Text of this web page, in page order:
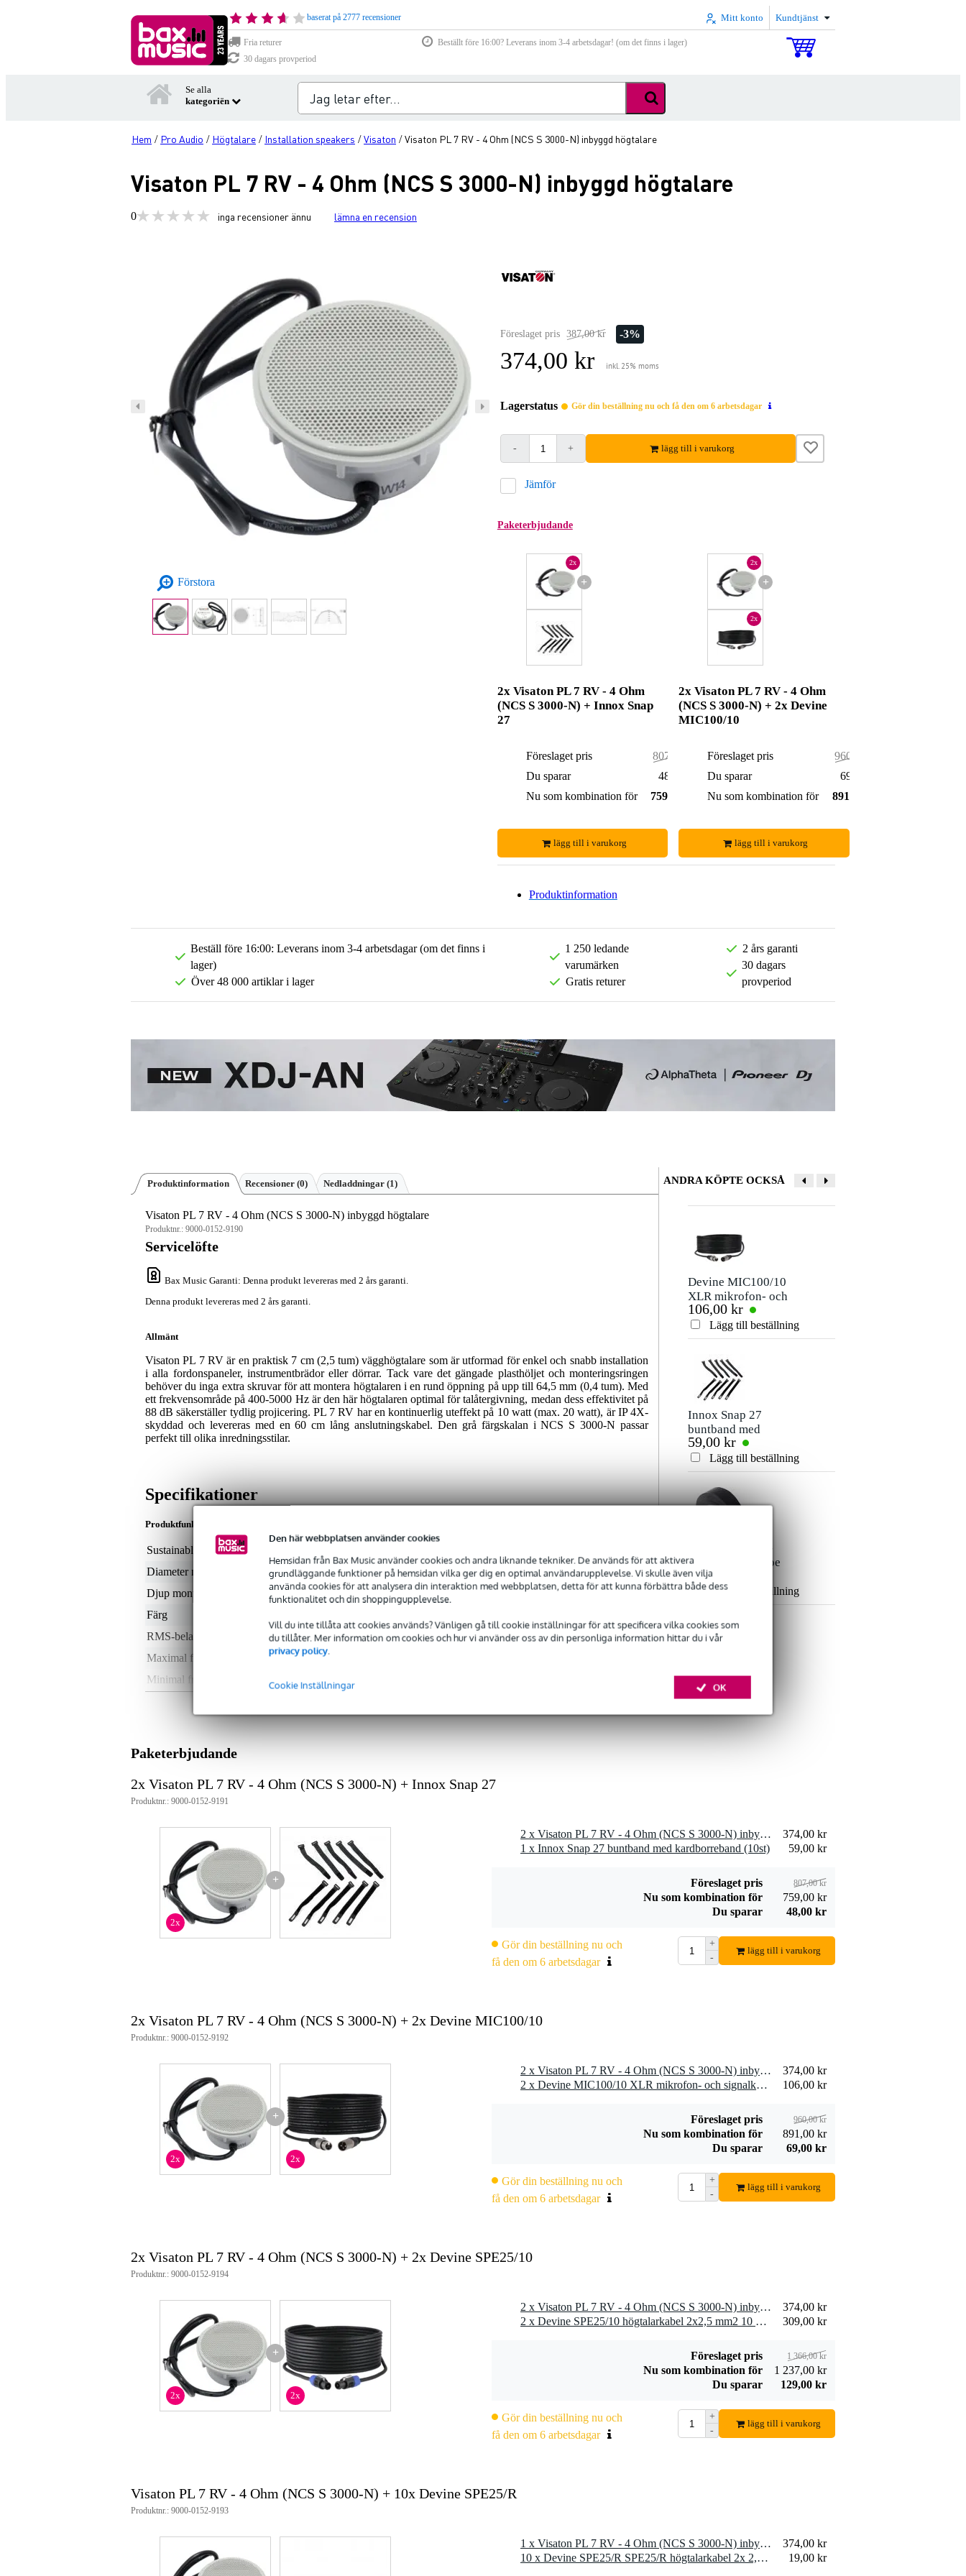
Den här webbplatsen använder cookies
Hemsidan från Bax Music använder cookies och andra liknande tekniker. De används för att aktivera
grundläggande funktioner på hemsidan vilka ger dig en optimal användarupplevelse. Vi skulle även vilja
använda cookies för att analysera din interaktion med webbplatsen, detta för att kunna förbättra både dess
funktionalitet och din shoppingupplevelse.
Vill du inte tillåta att cookies används? Vänligen gå till cookie inställningar för att specificera vilka cookies som
du tillåter. Mer information om cookies och hur vi använder oss av din personliga information hittar du i vår
privacy policy.
OK
Cookie Inställningar
baserat på 2777 recensioner Mitt konto Kundtjänst
Fria returer
Beställt före 16:00? Leverans inom 3-4 arbetsdagar! (om det finns i lager)
30 dagars provperiod
Se alla
kategoriën
Hem / Pro Audio / Högtalare / Installation speakers /Visaton /Visaton PL 7 RV - 4 Ohm (NCS S 3000-N) inbyggd högtalare
Visaton PL 7 RV - 4 Ohm (NCS S 3000-N) inbyggd högtalare
0 inga recensioner ännu lämna en recension
Förstora
Föreslaget pris 387,00 kr -3%
374,00 kr inkl. 25% moms
Lagerstatus Gör din beställning nu och få den om 6 arbetsdagar
- + lägg till i varukorg
Jämför
Paketerbjudande
+
2x
2x Visaton PL 7 RV - 4 Ohm
(NCS S 3000-N) + Innox Snap
27
Föreslaget pris
807,00 kr
Du sparar
48,00 kr
Nu som kombination för
759,00 kr
lägg till i varukorg
+
2x
2x
2x Visaton PL 7 RV - 4 Ohm
(NCS S 3000-N) + 2x Devine
MIC100/10
Föreslaget pris
960,00 kr
Du sparar
69,00 kr
Nu som kombination för
891,00 kr
lägg till i varukorg
Produktinformation
Beställ före 16:00: Leverans inom 3-4 arbetsdagar (om det finns i
lager)
Över 48 000 artiklar i lager
1 250 ledande
varumärken
Gratis returer
2 års garanti
30 dagars
provperiod
Produktinformation Recensioner (0) Nedladdningar (1)
Visaton PL 7 RV - 4 Ohm (NCS S 3000-N) inbyggd högtalare
Produktnr.: 9000-0152-9190
Servicelöfte
Bax Music Garanti: Denna produkt levereras med 2 års garanti.
Denna produkt levereras med 2 års garanti.
Allmänt
Visaton PL 7 RV är en praktisk 7 cm (2,5 tum) vägghögtalare som är utformad för enkel och snabb installation
i alla fordonspaneler, instrumentbrädor eller dörrar. Tack vare det gängade plasthöljet och monteringsringen
behöver du inga extra skruvar för att montera högtalaren i en rund öppning på upp till 64,5 mm (0,4 tum). Med
ett frekvensområde på 400-5000 Hz är den här högtalaren optimal för talåtergivning, medan dess effektivitet på
88 dB säkerställer tydlig projicering. PL 7 RV har en kontinuerlig uteffekt på 10 watt (max. 20 watt), är IP 4X-
skyddad och levereras med en 60 cm lång anslutningskabel. Den grå färgskalan i NCS S 3000-N passar
perfekt till olika inredningsstilar.
Specifikationer
Produktfunktioner
Sustainable product
Diameter montering
ej specificerat
Djup montering
30 - 39 mm
Färg
RMS-belastning i Watt
0 - 49 Watt
Maximal frekvens
5 - 9,9 kHz
Minimal frekvens
250 Hz - 400 Hz
no
Vikt (inkl. förpackning)
Produktspecifikationer
artikelnummer: 4477
typ: infälld högtalare
diameter: 7 cm (2,5")
rms-effekt: 10 W
toppeffekt: 20 W
impedans z: 4 ohm
kabellängd: 0,6 m
kabel ingår: 0,6 m
användning: Instrumentbrädor, dörrpaneler eller andra paneler i fordon
ip-värde: IP4X
Smeknamn
Betyg
Skicka
Det finns ännu inga recensioner för denna produkt.
ANDRA KÖPTE OCKSÅ
Devine MIC100/10
XLR mikrofon- och
signalkabel 10
meter
106,00 kr
Lägg till beställning
Innox Snap 27
buntband med
kardborreband
(10st)
59,00 kr
Lägg till beställning
01-BK Gaffa Tape
50 mm x 50 m svart
101,00 kr
Lägg till beställning
Devine SPE25/10
högtalarkabel
meterLägg till beställning
signalkabel stereo
jack-jack 10 meter
106,00 kr
Lägg till beställning
Devine SPE25/R
SPE25/R
Paketerbjudande
2x Visaton PL 7 RV - 4 Ohm (NCS S 3000-N) + Innox Snap 27
Produktnr.: 9000-0152-9191
+
2x
2 x Visaton PL 7 RV - 4 Ohm (NCS S 3000-N) inbyggd högtalare
374,00 kr
1 x Innox Snap 27 buntband med kardborreband (10st)
59,00 kr
Föreslaget pris 807,00 kr
Nu som kombination för
759,00 kr
Du sparar
48,00 kr
Gör din beställning nu och
få den om 6 arbetsdagar
+
-
lägg till i varukorg
2x Visaton PL 7 RV - 4 Ohm (NCS S 3000-N) + 2x Devine MIC100/10
Produktnr.: 9000-0152-9192
+
2x 2x
2 x Visaton PL 7 RV - 4 Ohm (NCS S 3000-N) inbyggd högtalare
374,00 kr
2 x Devine MIC100/10 XLR mikrofon- och signalkabel 10 meter
106,00 kr
Föreslaget pris 960,00 kr
Nu som kombination för
891,00 kr
Du sparar
69,00 kr
Gör din beställning nu och
få den om 6 arbetsdagar
+
-
lägg till i varukorg
2x Visaton PL 7 RV - 4 Ohm (NCS S 3000-N) + 2x Devine SPE25/10
Produktnr.: 9000-0152-9194
+
2x 2x
2 x Visaton PL 7 RV - 4 Ohm (NCS S 3000-N) inbyggd högtalare
374,00 kr
2 x Devine SPE25/10 högtalarkabel 2x2,5 mm2 10 meter
309,00 kr
Föreslaget pris 1 366,00 kr
Nu som kombination för
1 237,00 kr
Du sparar
129,00 kr
Gör din beställning nu och
få den om 6 arbetsdagar
+
-
lägg till i varukorg
Visaton PL 7 RV - 4 Ohm (NCS S 3000-N) + 10x Devine SPE25/R
Produktnr.: 9000-0152-9193
1 x Visaton PL 7 RV - 4 Ohm (NCS S 3000-N) inbyggd högtalare
374,00 kr
10 x Devine SPE25/R SPE25/R högtalarkabel 2x 2,5 mm2 per meter
19,00 kr